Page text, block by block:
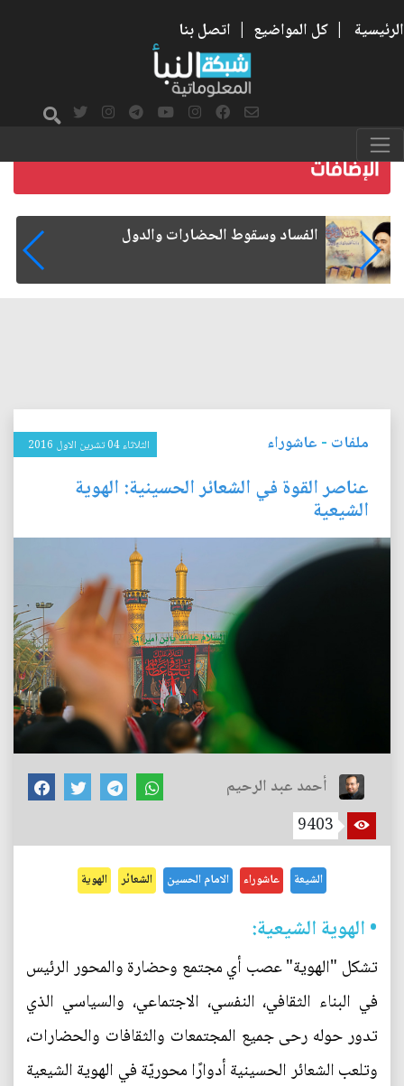
الرئيسية | كل المواضيع | اتصل بنا
رواتب الموظفين على صفيح ساخن
ملفات - عاشوراء الثلاثاء 04 تشرين الاول 2016
عناصر القوة في الشعائر الحسينية: الهوية
الشيعية
أحمد عبد الرحيم
9403
الشيعة عاشوراء الامام الحسين الشعائر الهوية
• الهوية الشيعية:
تشكل "الهوية" عصب أي مجتمع وحضارة والمحور الرئيس
في البناء الثقافي، النفسي، الاجتماعي، والسياسي الذي
تدور حوله رحى جميع المجتمعات والثقافات والحضارات،
وتلعب الشعائر الحسينية أدوارًا محوريّة في الهوية الشيعية